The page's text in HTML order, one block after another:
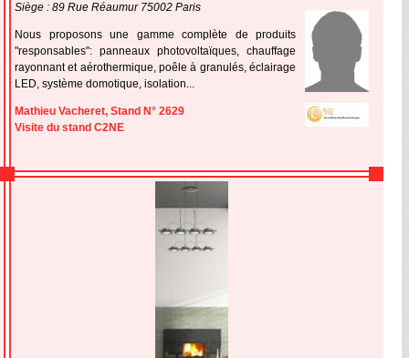
Siège : 89 Rue Réaumur 75002 Paris
Nous proposons une gamme complète de produits
"responsables": panneaux photovoltaïques, chauffage
rayonnant et aérothermique, poêle à granulés, éclairage
LED, système domotique, isolation...
Mathieu Vacheret, Stand N° 2629
Visite du stand C2NE